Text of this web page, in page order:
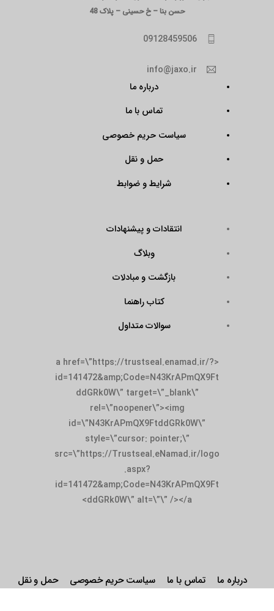
حسن بنا – خ حسینی – پلاک 48
09128459506
info@jaxo.ir
درباره ما
تماس با ما
سیاست حریم خصوصی
حمل و نقل
شرایط و ضوابط
انتقادات و پیشنهادات
وبلاگ
بازگشت و مبادلات
کتاب راهنما
سوالات متداول
<a href=\”https://trustseal.enamad.ir/?
id=141472&amp;Code=N43KrAPmQX9Ft
ddGRk0W\” target=\”_blank\”
rel=\”noopener\”><img
id=\”N43KrAPmQX9FtddGRk0W\”
style=\”cursor: pointer;\”
src=\”https://Trustseal.eNamad.ir/logo
.aspx?
id=141472&amp;Code=N43KrAPmQX9Ft
ddGRk0W\” alt=\”\” /></a>
درباره ما تماس با ما سیاست حریم خصوصی
حمل و نقل